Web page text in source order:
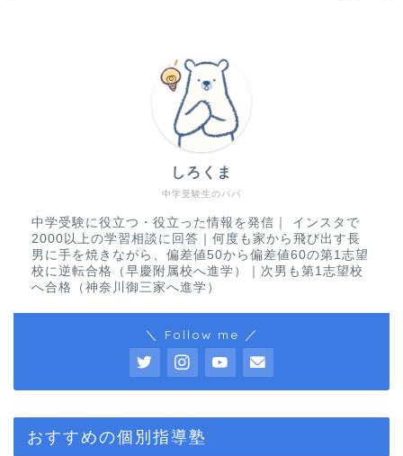
中学受験生のパパ
しろくま
中学受験に役立つ・役立った情報を発信｜ インスタで
2000以上の学習相談に回答｜何度も家から飛び出す長
男に手を焼きながら、偏差値50から偏差値60の第1志望
校に逆転合格（早慶附属校へ進学）｜次男も第1志望校
へ合格（神奈川御三家へ進学）
＼ Follow me ／
おすすめの個別指導塾